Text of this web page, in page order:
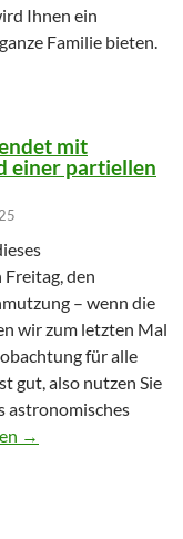
Ihnen ein
Familie bieten.
Tag der
mit
einer partiellen
den
– wenn die
wir zum letzten Mal
für alle
gut, also nutzen Sie
astronomisches
endet mit
→